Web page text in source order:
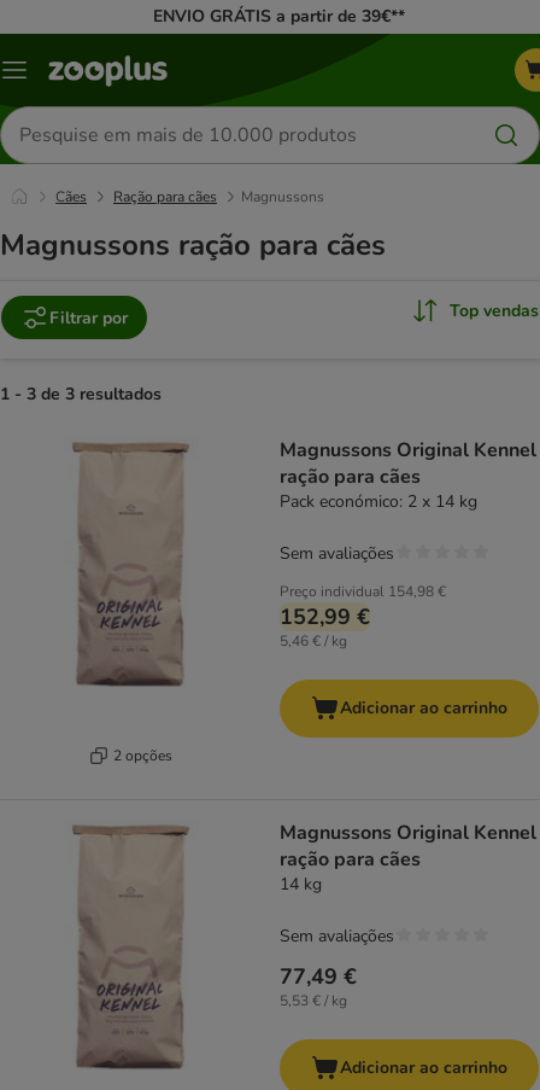
ENVIO GRÁTIS a partir de 39€**
Menu
Pesquisar
produtos
Cães Ração para cães Magnussons
Magnussons ração para cães
Filtrar por Top vendas
1 - 3 de 3 resultados
2 opções
Magnussons Original Kennel
ração para cães
Pack económico: 2 x 14 kg
Preço individual 154,98 €
152,99 €
5,46 € / kg
Sem avaliações
Adicionar ao carrinho
Magnussons Original Kennel
ração para cães
14 kg
77,49 €
5,53 € / kg
Sem avaliações
Adicionar ao carrinho